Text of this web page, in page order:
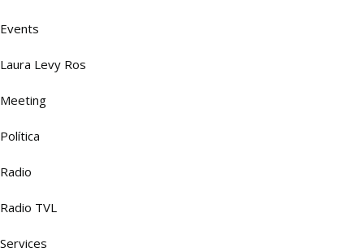
Events
Laura Levy Ros
Meeting
Política
Radio
Radio TVL
Services